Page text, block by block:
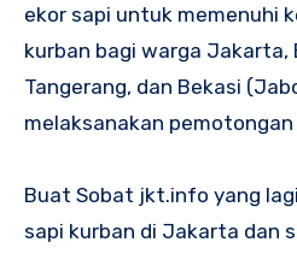
ekor sapi untuk memenuhi
kurban bagi warga Jakarta,
Tangerang, dan Bekasi
melaksanakan
Buat Sobat jkt.info yang
sapi kurban di Jakarta dan